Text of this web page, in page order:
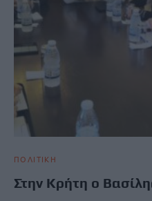
ΠΟΛΙΤΙΚΗ
Στην Κρήτη ο